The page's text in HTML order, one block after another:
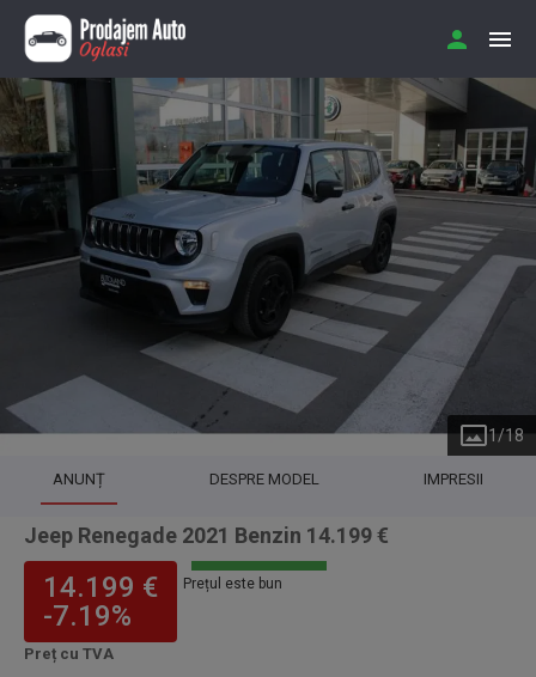
1/18
ANUNȚ DESPRE MODEL IMPRESII
Jeep Renegade 2021 Benzin 14.199 €
14.199 €
-7.19%
Preț cu TVA
Prețul este bun